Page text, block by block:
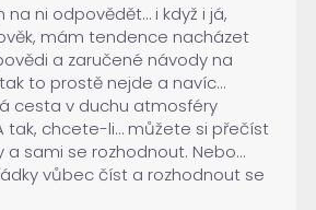
na ni odpovědět… i když i já,
mám tendence nacházet
a zaručené návody na
to prostě nejde a navíc…
cesta v duchu atmosféry
tak, chcete-li… můžete si přečíst
a sami se rozhodnout. Nebo…
vůbec číst a rozhodnout se